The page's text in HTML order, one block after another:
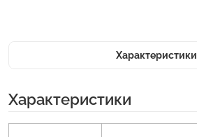
Характеристики
Характеристики